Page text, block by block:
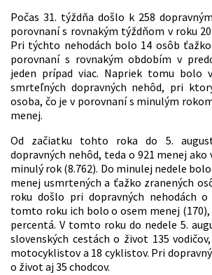
Počas 31. týždňa došlo k 258
porovnaní s rovnakým týždňom v roku
Pri týchto nehodách bolo 14 osôb
porovnaní s rovnakým obdobím v
jeden prípad viac. Napriek tomu bolo
smrteľných dopravných nehôd, pri
osoba, čo je v porovnaní s minulým
menej.
Od začiatku tohto roka do 5.
dopravných nehôd, teda o 921 menej
minulý rok (8.762). Do minulej nedele
menej usmrtených a ťažko zranených
roku došlo pri dopravných nehodách
tomto roku ich bolo o osem menej
percentá. V tomto roku do nedele 5.
slovenských cestách o život 135
motocyklistov a 18 cyklistov. Pri
o život aj 35 chodcov.